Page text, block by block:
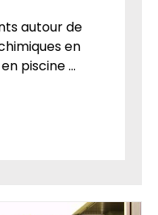
autour de
en
piscine ...